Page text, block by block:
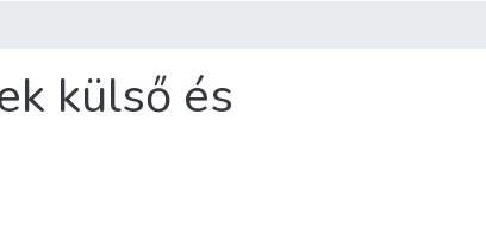
külső és